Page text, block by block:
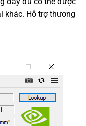
khác. Hỗ trợ thương